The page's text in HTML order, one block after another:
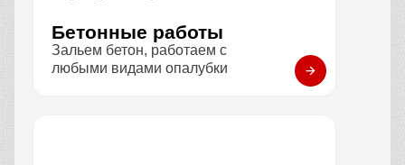
Бетонные работы
Зальем бетон, работаем с
любыми видами опалубки